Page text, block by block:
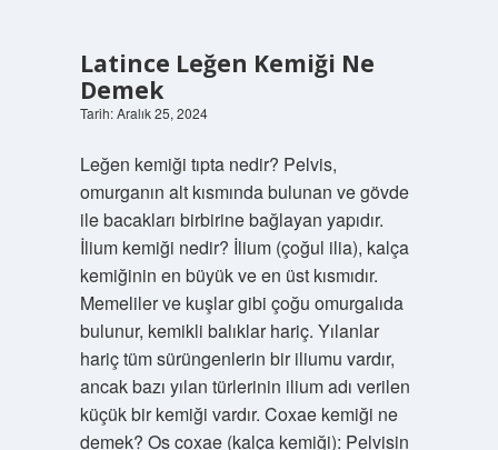
Latince Leğen Kemiği Ne
Demek
Tarih: Aralık 25, 2024
Leğen kemiği tıpta nedir? Pelvis,
omurganın alt kısmında bulunan ve gövde
ile bacakları birbirine bağlayan yapıdır.
İlium kemiği nedir? İlium (çoğul ilia), kalça
kemiğinin en büyük ve en üst kısmıdır.
Memeliler ve kuşlar gibi çoğu omurgalıda
bulunur, kemikli balıklar hariç. Yılanlar
hariç tüm sürüngenlerin bir iliumu vardır,
ancak bazı yılan türlerinin ilium adı verilen
küçük bir kemiği vardır. Coxae kemiği ne
demek? Os coxae (kalça kemiği): Pelvisin